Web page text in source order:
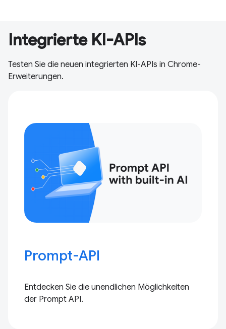
Integrierte KI-APIs
Testen Sie die neuen integrierten KI-APIs in Chrome-
Erweiterungen.
Prompt-API
Entdecken Sie die unendlichen Möglichkeiten
der Prompt API.